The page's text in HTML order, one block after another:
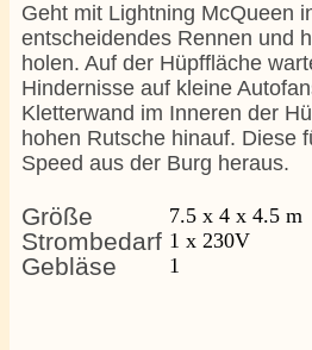
Geht mit Lightning McQueen
entscheidendes Rennen und
holen. Auf der Hüpffläche
Hindernisse auf kleine
Kletterwand im Inneren der
hohen Rutsche hinauf. Diese
Speed aus der Burg heraus.
Größe 7.5 x 4 x 4.5 m
Strombedarf 1 x 230V
Gebläse 1